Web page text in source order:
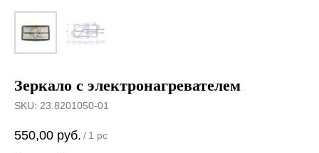
Зеркало с электронагревателем
SKU: 23.8201050-01
550,00 руб. / 1 pc